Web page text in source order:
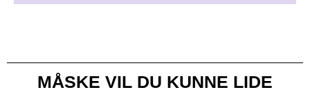
MÅSKE VIL DU KUNNE LIDE